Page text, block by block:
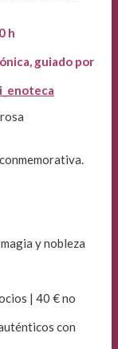
h
guiado por
y nobleza
| 40 € no
con